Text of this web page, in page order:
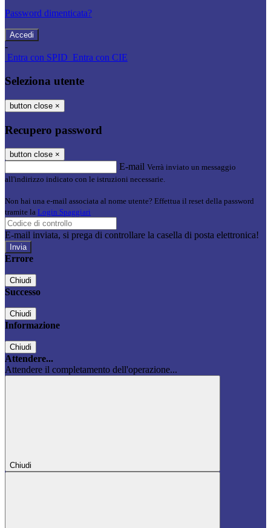
Password dimenticata?
-
Entra con SPID Entra con CIE
Seleziona utente
button close ×
Recupero password
button close ×
E-mail Verrà inviato un messaggio
all'indirizzo indicato con le istruzioni necessarie.
Non hai una e-mail associata al nome utente? Effettua il reset della password
tramite la Login Spaggiari
E-mail inviata, si prega di controllare la casella di posta elettronica!
Errore
Chiudi
Successo
Chiudi
Informazione
Chiudi
Attendere...
Attendere il completamento dell'operazione...
Chiudi